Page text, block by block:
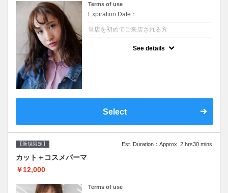
Terms of use
Expiration Date：
当店を初めてご来店される方
See details
Select
【新規限定】 Est. Duration：Approx. 2 hrs30 mins
カット＋コスメパーマ
￥12,000
Terms of use